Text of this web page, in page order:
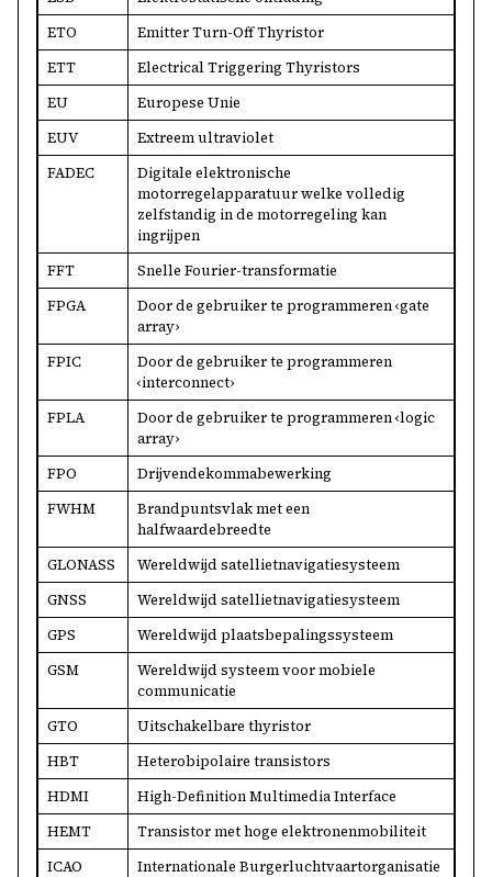
ETO
Emitter Turn-Off Thyristor
ETT
Electrical Triggering Thyristors
EU
Europese Unie
EUV
Extreem ultraviolet
FADEC
Digitale elektronische
motorregelapparatuur welke volledig
zelfstandig in de motorregeling kan
ingrijpen
FFT
Snelle Fourier-transformatie
FPGA
Door de gebruiker te programmeren ‹gate
array›
FPIC
Door de gebruiker te programmeren
‹interconnect›
FPLA
Door de gebruiker te programmeren ‹logic
array›
FPO
Drijvendekommabewerking
FWHM
Brandpuntsvlak met een
halfwaardebreedte
GLONASS
Wereldwijd satellietnavigatiesysteem
GNSS
Wereldwijd satellietnavigatiesysteem
GPS
Wereldwijd plaatsbepalingssysteem
GSM
Wereldwijd systeem voor mobiele
communicatie
GTO
Uitschakelbare thyristor
HBT
Heterobipolaire transistors
HDMI
High-Definition Multimedia Interface
HEMT
Transistor met hoge elektronenmobiliteit
ICAO
Internationale Burgerluchtvaartorganisatie